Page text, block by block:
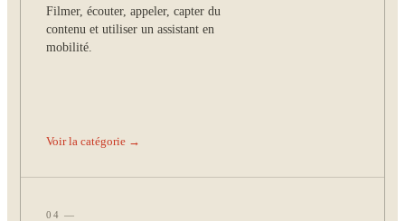
Filmer, écouter, appeler, capter du
contenu et utiliser un assistant en
mobilité.
Voir la catégorie →
04 —